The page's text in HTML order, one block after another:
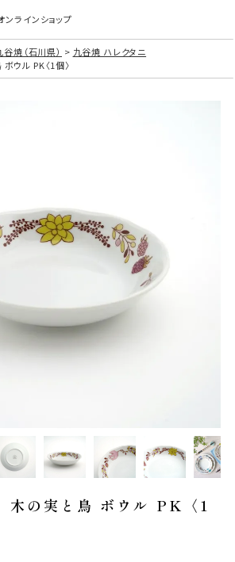
ンラインショップ
谷焼（石川県）
九谷焼 ハレクタニ
ウル PK〈1個〉
木の実と鳥 ボウル PK〈1